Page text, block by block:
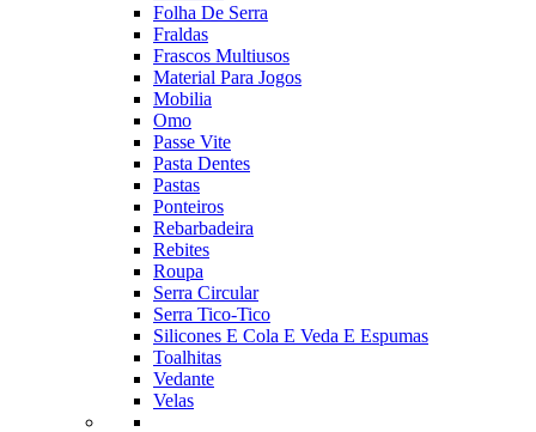
Folha De Serra
Fraldas
Frascos Multiusos
Material Para Jogos
Mobilia
Omo
Passe Vite
Pasta Dentes
Pastas
Ponteiros
Rebarbadeira
Rebites
Roupa
Serra Circular
Serra Tico-Tico
Silicones E Cola E Veda E Espumas
Toalhitas
Vedante
Velas